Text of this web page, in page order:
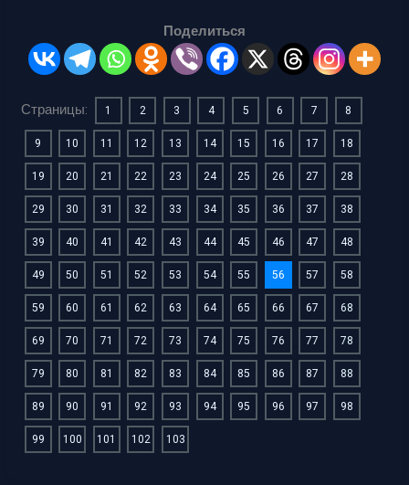
Поделиться
Страницы: 1 2 3 4 5 6 7
8
9
10 11 12 13 14 15 16 17
18
19
20 21 22 23 24 25 26 27
28
29
30 31 32 33 34 35 36 37
38
39
40 41 42 43 44 45 46 47
48
49
50 51 52 53 54 55 56 57
58
59
60 61 62 63 64 65 66 67
68
69
70 71 72 73 74 75 76 77
78
79
80 81 82 83 84 85 86 87
88
89
90 91 92 93 94 95 96 97
98
99
100 101 102 103